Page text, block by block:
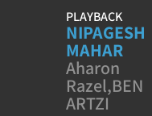
PLAYBACK
NIPAGESH
MAHAR
Aharon
Razel,BEN
ARTZI